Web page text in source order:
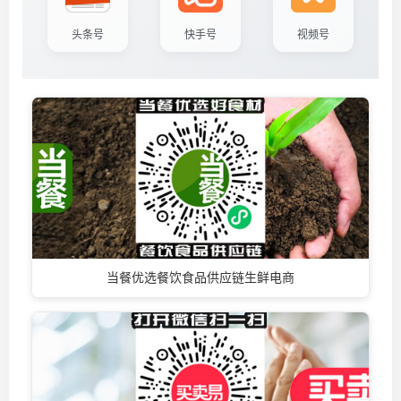
头条号 快手号 视频号
当餐优选餐饮食品供应链生鲜电商